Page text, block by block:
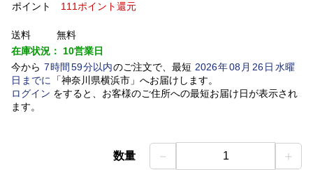
ポイント
111ポイント還元
送料
無料
在庫状況： 10営業日
今から 7時間 59分以内のご注文で、最短 2026年08 月 26日水曜
日 までに 「神奈川県横浜市」 へお届けします。
ログイン をすると、お客様のご住所への最短お届け日が表示され
ます。
数量 － 1 ＋